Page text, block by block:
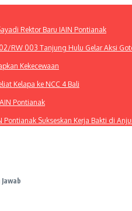
Rektor Baru IAIN Pontianak
RW 003 Tanjung Hulu Gelar Aksi
Kekecewaan
Kelapa ke NCC 4 Bali
Pontianak
Pontianak Sukseskan Kerja Bakti di